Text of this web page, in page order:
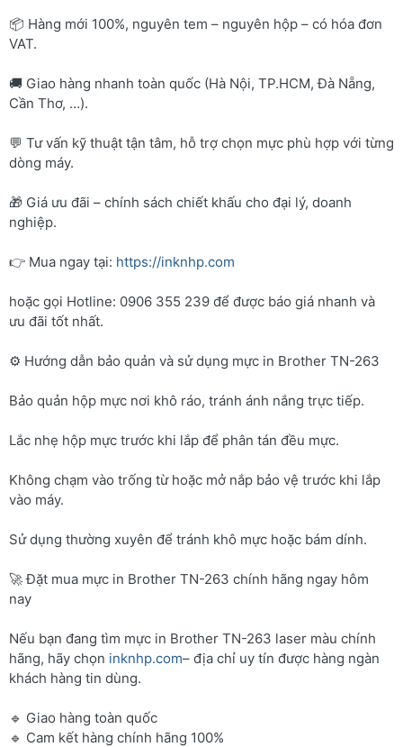
📦 Hàng mới 100%, nguyên tem – nguyên hộp – có hóa đơn
VAT.
🚚 Giao hàng nhanh toàn quốc (Hà Nội, TP.HCM, Đà Nẵng,
Cần Thơ, …).
💬 Tư vấn kỹ thuật tận tâm, hỗ trợ chọn mực phù hợp với từng
dòng máy.
🎁 Giá ưu đãi – chính sách chiết khấu cho đại lý, doanh
nghiệp.
👉 Mua ngay tại: https://inknhp.com
hoặc gọi Hotline: 0906 355 239 để được báo giá nhanh và
ưu đãi tốt nhất.
⚙️ Hướng dẫn bảo quản và sử dụng mực in Brother TN-263
Bảo quản hộp mực nơi khô ráo, tránh ánh nắng trực tiếp.
Lắc nhẹ hộp mực trước khi lắp để phân tán đều mực.
Không chạm vào trống từ hoặc mở nắp bảo vệ trước khi lắp
vào máy.
Sử dụng thường xuyên để tránh khô mực hoặc bám dính.
🚀 Đặt mua mực in Brother TN-263 chính hãng ngay hôm
nay
Nếu bạn đang tìm mực in Brother TN-263 laser màu chính
hãng, hãy chọn inknhp.com– địa chỉ uy tín được hàng ngàn
khách hàng tin dùng.
🔹 Giao hàng toàn quốc
🔹 Cam kết hàng chính hãng 100%